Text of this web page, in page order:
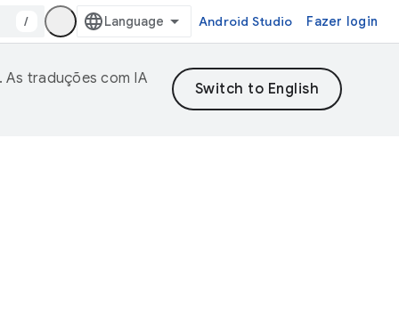
/ Android Studio Fazer login
traduções com IA